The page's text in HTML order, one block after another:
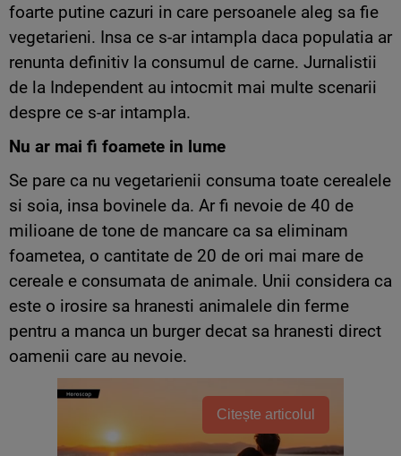
foarte putine cazuri in care persoanele aleg sa fie
vegetarieni. Insa ce s-ar intampla daca populatia ar
renunta definitiv la consumul de carne. Jurnalistii
de la Independent au intocmit mai multe scenarii
despre ce s-ar intampla.
Nu ar mai fi foamete in lume
Se pare ca nu vegetarienii consuma toate cerealele
si soia, insa bovinele da. Ar fi nevoie de 40 de
milioane de tone de mancare ca sa eliminam
foametea, o cantitate de 20 de ori mai mare de
cereale e consumata de animale. Unii considera ca
este o irosire sa hranesti animalele din ferme
pentru a manca un burger decat sa hranesti direct
oamenii care au nevoie.
Citește articolul